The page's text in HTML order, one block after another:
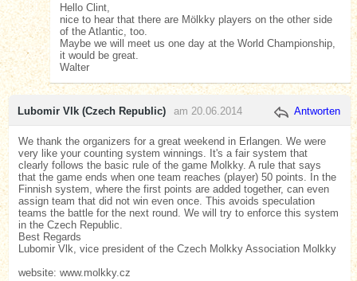
Hello Clint,
nice to hear that there are Mölkky players on the other side
of the Atlantic, too.
Maybe we will meet us one day at the World Championship,
it would be great.
Walter
Lubomir Vlk (Czech Republic) am 20.06.2014 Antworten
We thank the organizers for a great weekend in Erlangen. We were
very like your counting system winnings. It's a fair system that
clearly follows the basic rule of the game Molkky. A rule that says
that the game ends when one team reaches (player) 50 points. In the
Finnish system, where the first points are added together, can even
assign team that did not win even once. This avoids speculation
teams the battle for the next round. We will try to enforce this system
in the Czech Republic.
Best Regards
Lubomir Vlk, vice president of the Czech Molkky Association Molkky
website: www.molkky.cz